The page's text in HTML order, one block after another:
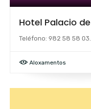
Hotel Palacio
Teléfono: 982 58 58 03.
Aloxamentos